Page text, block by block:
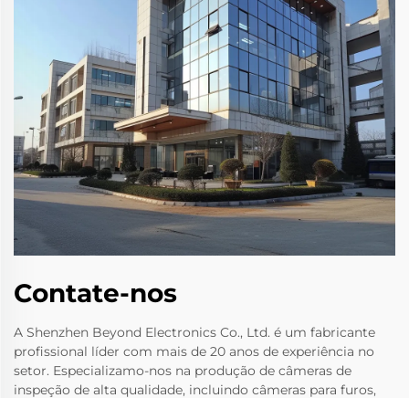
Contate-nos
A Shenzhen Beyond Electronics Co., Ltd. é um fabricante
profissional líder com mais de 20 anos de experiência no
setor. Especializamo-nos na produção de câmeras de
inspeção de alta qualidade, incluindo câmeras para furos,